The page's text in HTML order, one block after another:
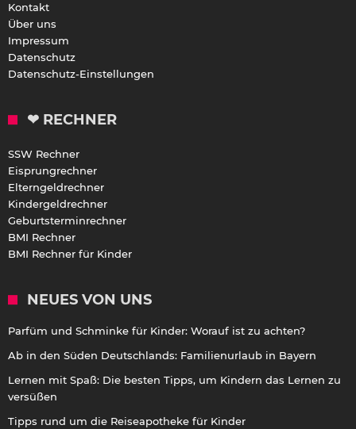
Kontakt
Über uns
Impressum
Datenschutz
Datenschutz-Einstellungen
❤ RECHNER
SSW Rechner
Eisprungrechner
Elterngeldrechner
Kindergeldrechner
Geburtsterminrechner
BMI Rechner
BMI Rechner für Kinder
NEUES VON UNS
Parfüm und Schminke für Kinder: Worauf ist zu achten?
Ab in den Süden Deutschlands: Familienurlaub in Bayern
Lernen mit Spaß: Die besten Tipps, um Kindern das Lernen zu
versüßen
Tipps rund um die Reiseapotheke für Kinder